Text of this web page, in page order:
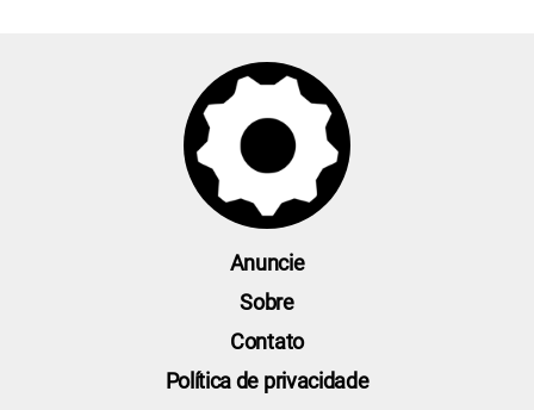
Anuncie
Sobre
Contato
Política de privacidade